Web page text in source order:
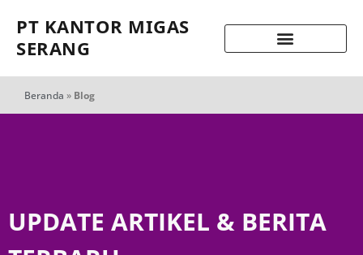
PT KANTOR MIGAS
SERANG
Beranda » Blog
UPDATE ARTIKEL & BERITA